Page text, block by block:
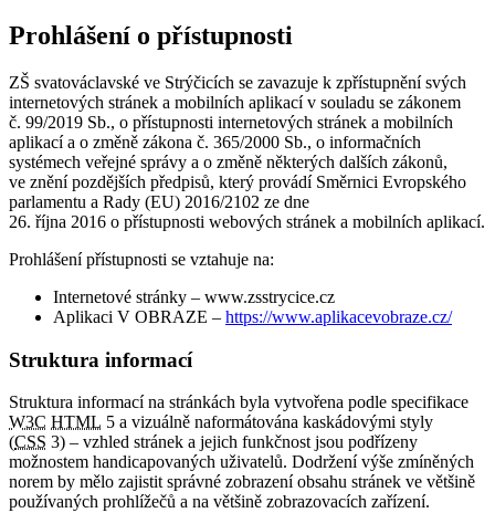
Prohlášení o přístupnosti
ZŠ svatováclavské ve Strýčicích se zavazuje k zpřístupnění svých
internetových stránek a mobilních aplikací v souladu se zákonem
č. 99/2019 Sb., o přístupnosti internetových stránek a mobilních
aplikací a o změně zákona č. 365/2000 Sb., o informačních
systémech veřejné správy a o změně některých dalších zákonů,
ve znění pozdějších předpisů, který provádí Směrnici Evropského
parlamentu a Rady (EU) 2016/2102 ze dne
26. října 2016 o přístupnosti webových stránek a mobilních aplikací.
Prohlášení přístupnosti se vztahuje na:
Internetové stránky – www.zsstrycice.cz
Aplikaci V OBRAZE – https://www.aplikacevobraze.cz/
Struktura informací
Struktura informací na stránkách byla vytvořena podle specifikace
W3C HTML 5 a vizuálně naformátována kaskádovými styly
(CSS 3) – vzhled stránek a jejich funkčnost jsou podřízeny
možnostem handicapovaných uživatelů. Dodržení výše zmíněných
norem by mělo zajistit správné zobrazení obsahu stránek ve většině
používaných prohlížečů a na většině zobrazovacích zařízení.